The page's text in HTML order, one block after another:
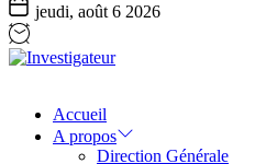
jeudi, août 6 2026
Accueil
A propos
Direction Générale